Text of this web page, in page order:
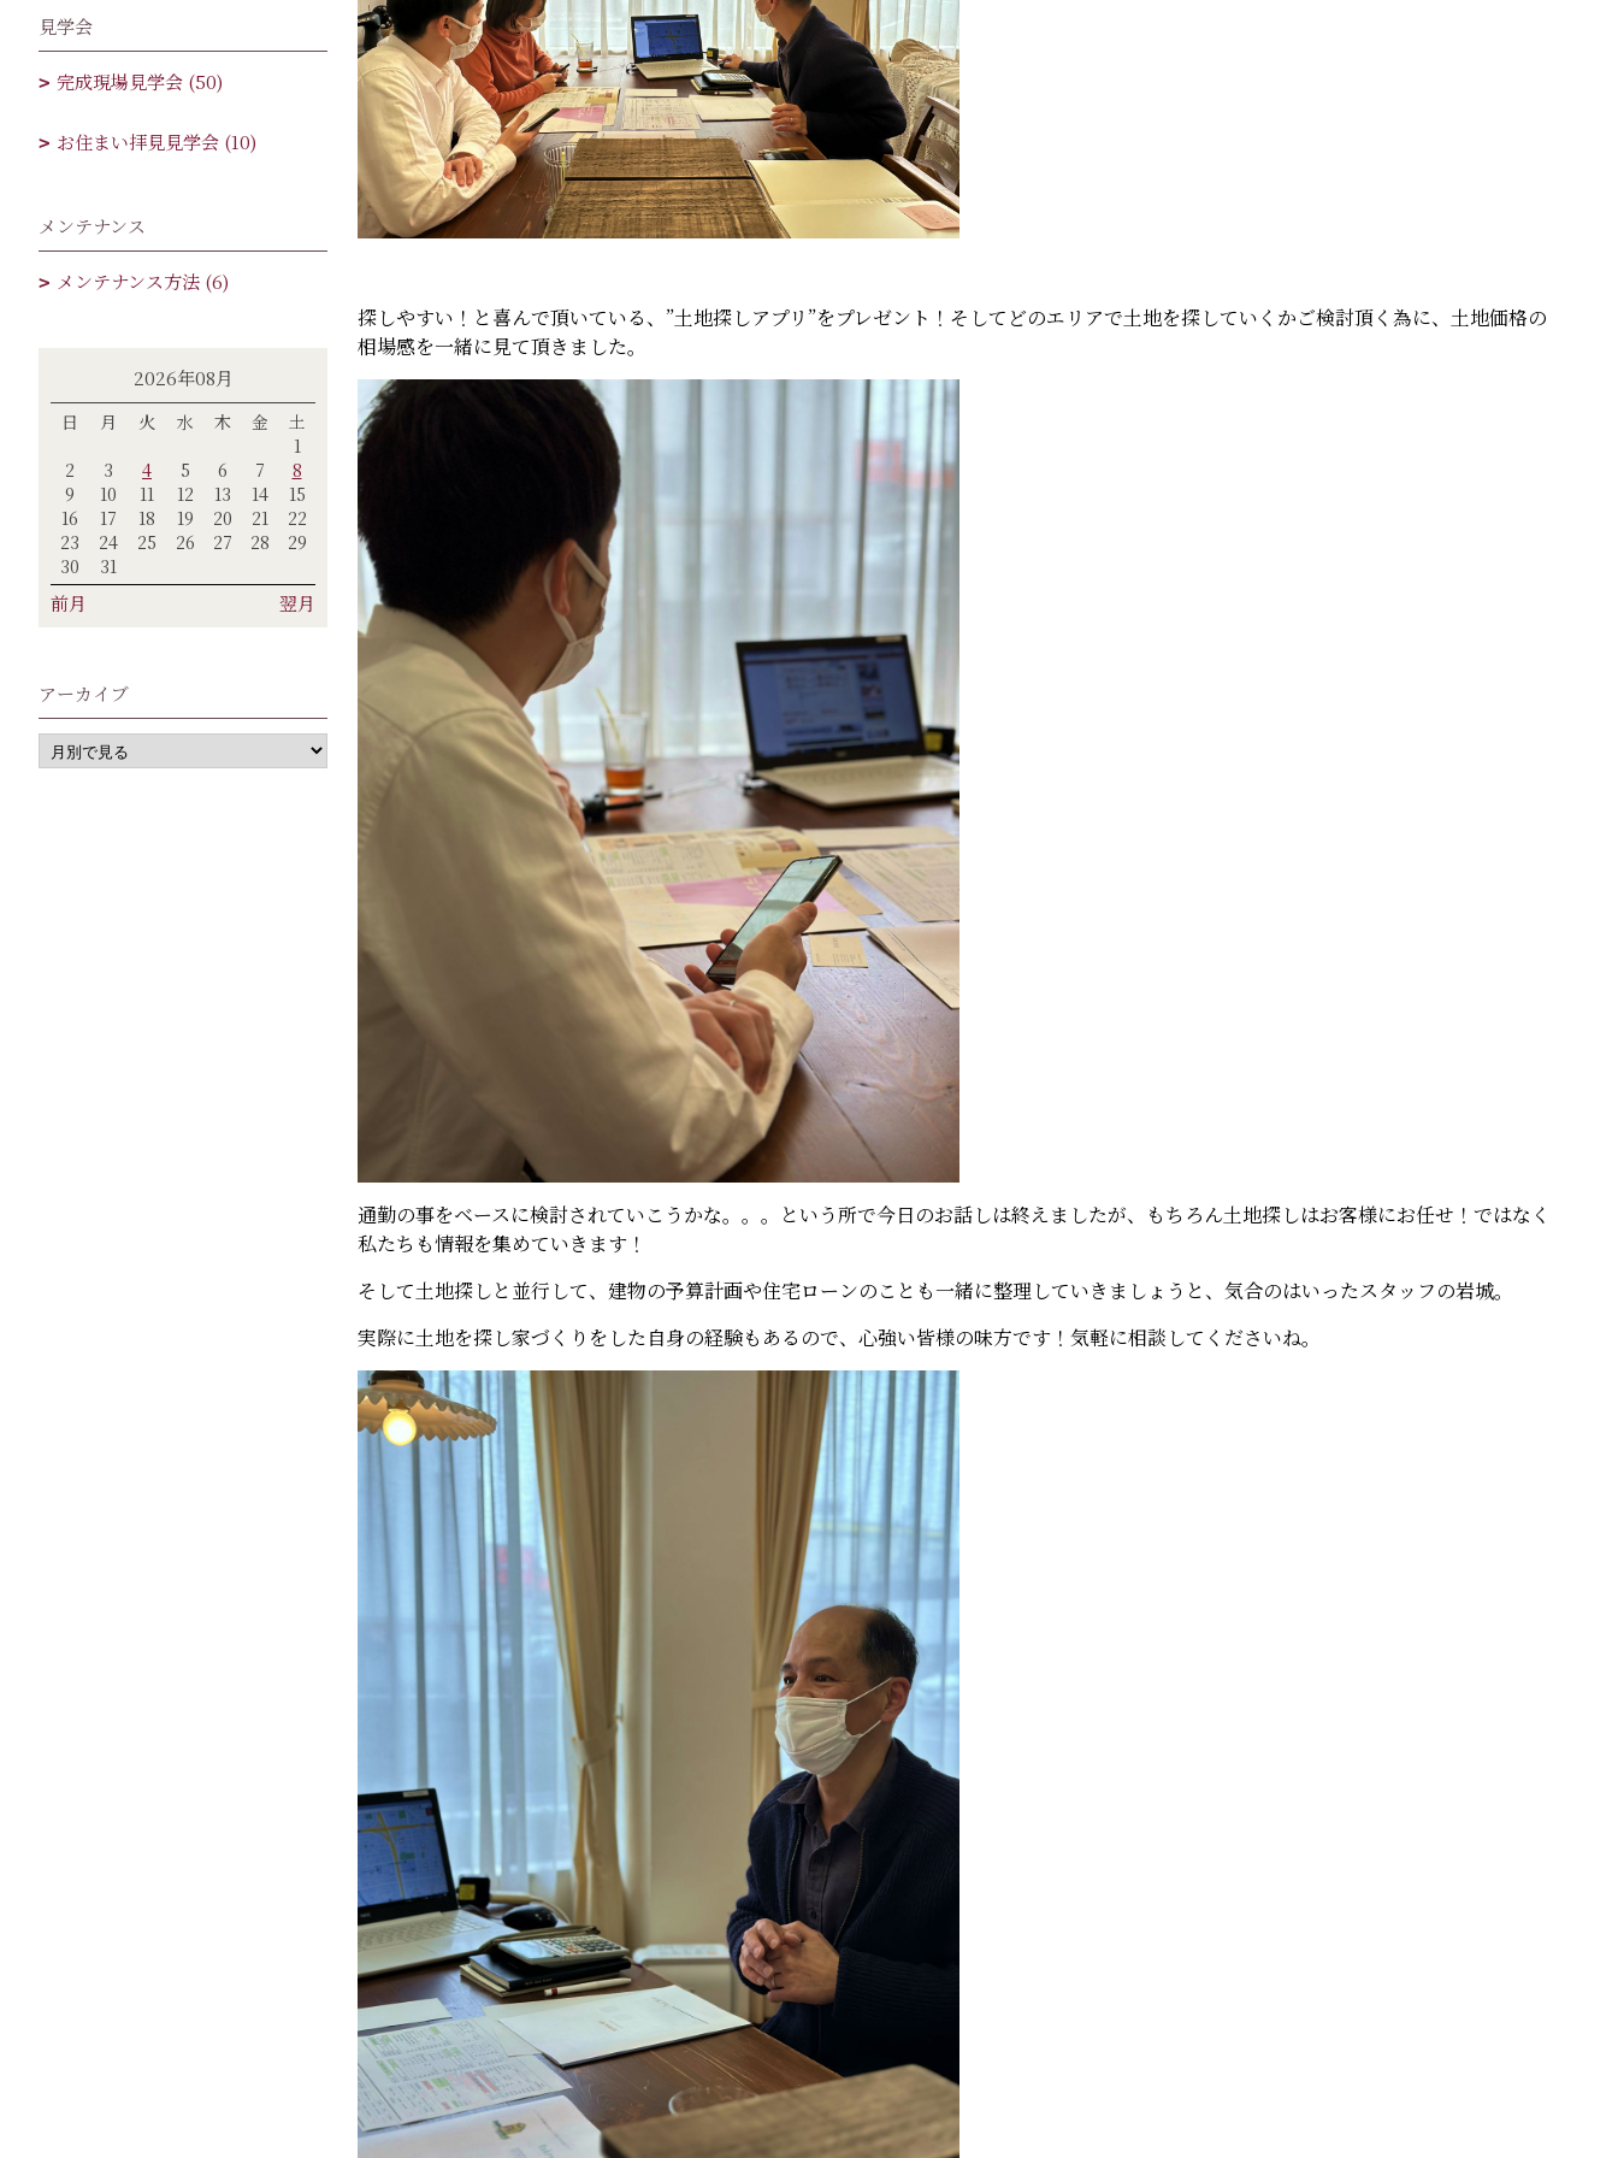
探しやすい！と喜んで頂いている、”土地探しアプリ”をプレゼント！そしてどのエリアで土地を探していくかご検討頂く為に、土地価格の
相場感を一緒に見て頂きました。
通勤の事をベースに検討されていこうかな。。。という所で今日のお話しは終えましたが、もちろん土地探しはお客様にお任せ！ではなく
私たちも情報を集めていきます！
そして土地探しと並行して、建物の予算計画や住宅ローンのことも一緒に整理していきましょうと、気合のはいったスタッフの岩城。
実際に土地を探し家づくりをした自身の経験もあるので、心強い皆様の味方です！気軽に相談してくださいね。
見学会
完成現場見学会 (50)
お住まい拝見見学会 (10)
メンテナンス
メンテナンス方法 (6)
2026年08月
日 月 火 水 木 金
土
1
2
3 4 5 6 7
8
9
10 11 12 13 14
15
16
17 18 19 20 21
22
23
24 25 26 27 28
29
30
31
前月 翌月
アーカイブ